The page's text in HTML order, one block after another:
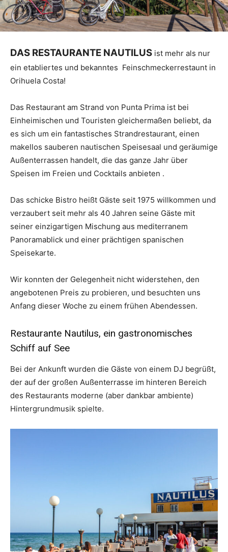
DAS RESTAURANTE NAUTILUS ist mehr als nur
ein etabliertes und bekanntes Feinschmeckerrestaunt in
Orihuela Costa!
Das Restaurant am Strand von Punta Prima ist bei
Einheimischen und Touristen gleichermaßen beliebt, da
es sich um ein fantastisches Strandrestaurant, einen
makellos sauberen nautischen Speisesaal und geräumige
Außenterrassen handelt, die das ganze Jahr über
Speisen im Freien und Cocktails anbieten .
Das schicke Bistro heißt Gäste seit 1975 willkommen und
verzaubert seit mehr als 40 Jahren seine Gäste mit
seiner einzigartigen Mischung aus mediterranem
Panoramablick und einer prächtigen spanischen
Speisekarte.
Wir konnten der Gelegenheit nicht widerstehen, den
angebotenen Preis zu probieren, und besuchten uns
Anfang dieser Woche zu einem frühen Abendessen.
Restaurante Nautilus, ein gastronomisches
Schiff auf See
Bei der Ankunft wurden die Gäste von einem DJ begrüßt,
der auf der großen Außenterrasse im hinteren Bereich
des Restaurants moderne (aber dankbar ambiente)
Hintergrundmusik spielte.